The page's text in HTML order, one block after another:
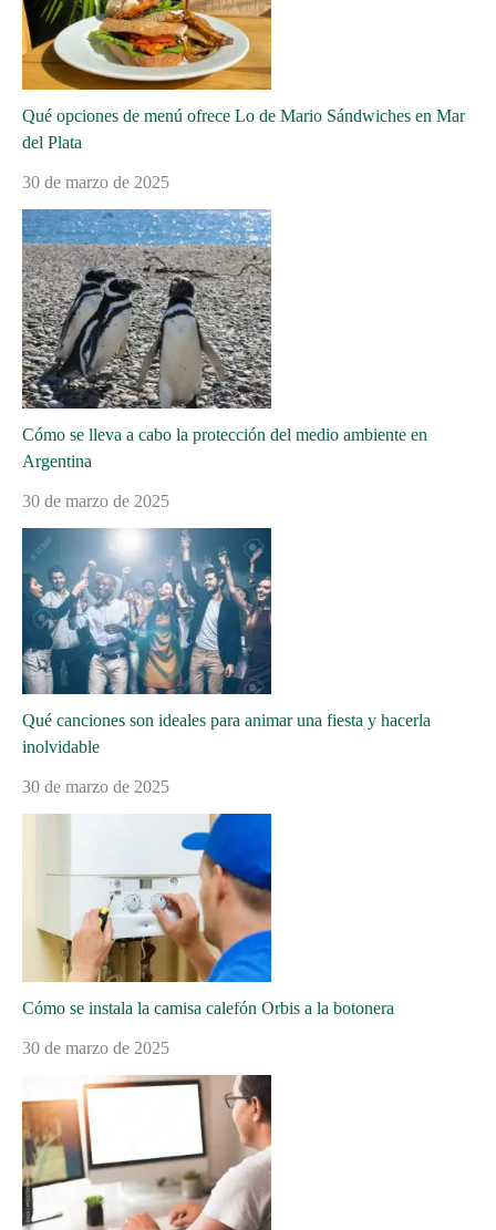
Qué opciones de menú ofrece Lo de Mario Sándwiches en Mar
del Plata
30 de marzo de 2025
Cómo se lleva a cabo la protección del medio ambiente en
Argentina
30 de marzo de 2025
Qué canciones son ideales para animar una fiesta y hacerla
inolvidable
30 de marzo de 2025
Cómo se instala la camisa calefón Orbis a la botonera
30 de marzo de 2025